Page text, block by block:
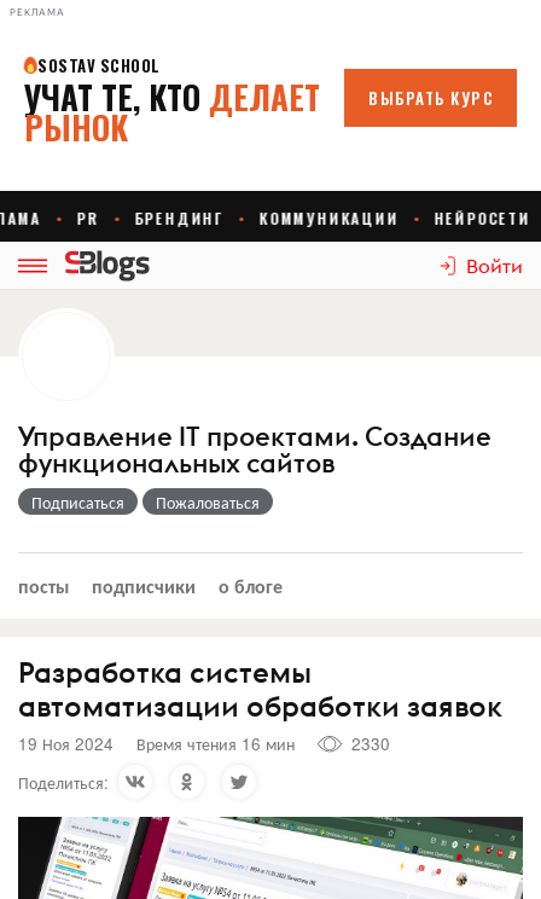
РЕКЛАМА
Войти
Управление IT проектами. Создание
функциональных сайтов
Подписаться Пожаловаться
посты подписчики о блоге
Разработка системы
автоматизации обработки заявок
19 Ноя 2024 Время чтения 16 мин
2330
Поделиться: